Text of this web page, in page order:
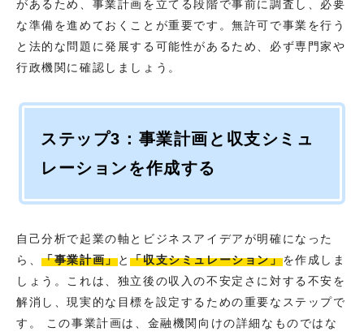
があるため、事業計画を立てる段階で事前に調査し、必要
な準備を進めておくことが重要です。無許可で事業を行う
と法的な問題に発展する可能性があるため、必ず専門家や
行政機関に確認しましょう。
ステップ3：事業計画と収支シミュ
レーションを作成する
自己分析で起業の軸とビジネスアイデアが明確になった
ら、「事業計画」と「収支シミュレーション」を作成しま
しょう。これは、独立後の収入の不安定さに対する不安を
解消し、現実的な目標を設定するための重要なステップで
す。 この事業計画は、金融機関向けの詳細なものではな